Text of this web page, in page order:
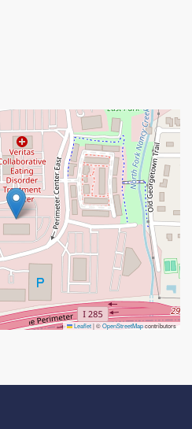
Leaflet|©OpenStreetMapcontributors